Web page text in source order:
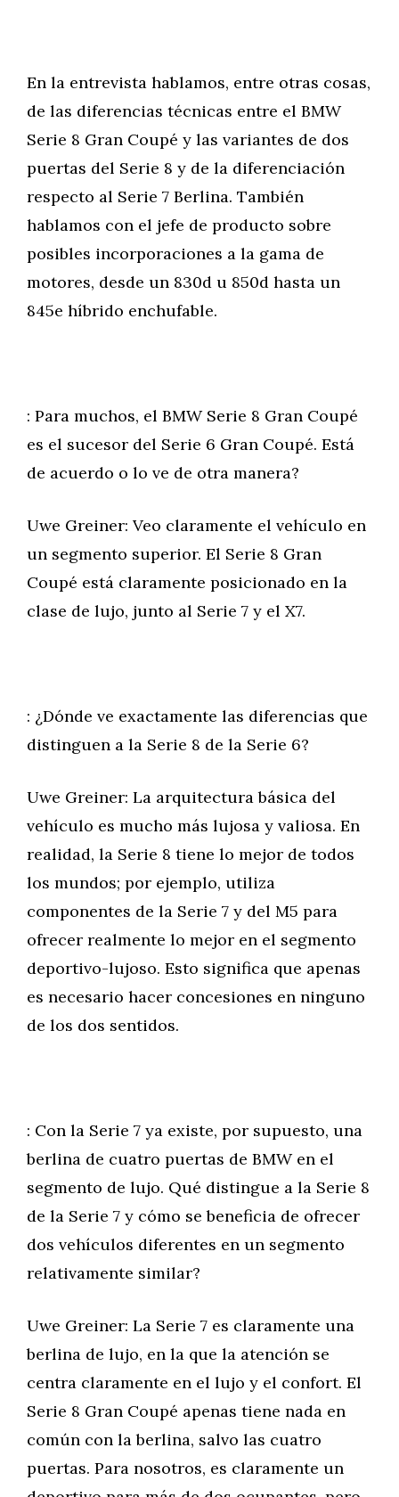
En la entrevista hablamos, entre otras cosas,
de las diferencias técnicas entre el BMW
Serie 8 Gran Coupé y las variantes de dos
puertas del Serie 8 y de la diferenciación
respecto al Serie 7 Berlina. También
hablamos con el jefe de producto sobre
posibles incorporaciones a la gama de
motores, desde un 830d u 850d hasta un
845e híbrido enchufable.
: Para muchos, el BMW Serie 8 Gran Coupé
es el sucesor del Serie 6 Gran Coupé. Está
de acuerdo o lo ve de otra manera?
Uwe Greiner: Veo claramente el vehículo en
un segmento superior. El Serie 8 Gran
Coupé está claramente posicionado en la
clase de lujo, junto al Serie 7 y el X7.
: ¿Dónde ve exactamente las diferencias que
distinguen a la Serie 8 de la Serie 6?
Uwe Greiner: La arquitectura básica del
vehículo es mucho más lujosa y valiosa. En
realidad, la Serie 8 tiene lo mejor de todos
los mundos; por ejemplo, utiliza
componentes de la Serie 7 y del M5 para
ofrecer realmente lo mejor en el segmento
deportivo-lujoso. Esto significa que apenas
es necesario hacer concesiones en ninguno
de los dos sentidos.
: Con la Serie 7 ya existe, por supuesto, una
berlina de cuatro puertas de BMW en el
segmento de lujo. Qué distingue a la Serie 8
de la Serie 7 y cómo se beneficia de ofrecer
dos vehículos diferentes en un segmento
relativamente similar?
Uwe Greiner: La Serie 7 es claramente una
berlina de lujo, en la que la atención se
centra claramente en el lujo y el confort. El
Serie 8 Gran Coupé apenas tiene nada en
común con la berlina, salvo las cuatro
puertas. Para nosotros, es claramente un